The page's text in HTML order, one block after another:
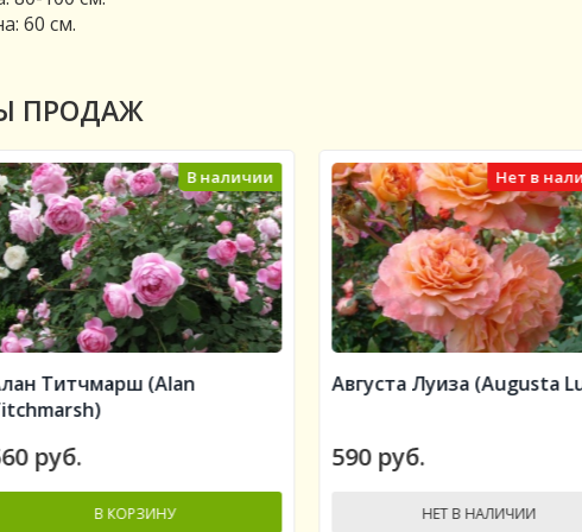
60 см.
ПРОДАЖ
В наличии
Титчмарш (Alan
В КОРЗИНУ
Нет в наличии
Августа Луиза (Augusta Luise)
590 руб.
НЕТ В НАЛИЧИИ